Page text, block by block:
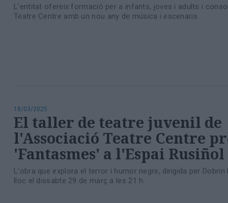
L’entitat ofereix formació per a infants, joves i adults i
Teatre Centre amb un nou any de música i escenaris
18/03/2025
El taller de teatre juvenil de
l'Associació Teatre Centre
'Fantasmes' a l'Espai Rusiñol
L'obra que explora el terror i humor negre, dirigida per Dobrin
lloc el dissabte 29 de març a les 21 h